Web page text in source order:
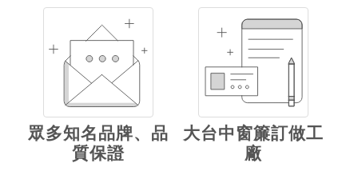
眾多知名品牌、品
質保證
大台中窗簾訂做工
廠